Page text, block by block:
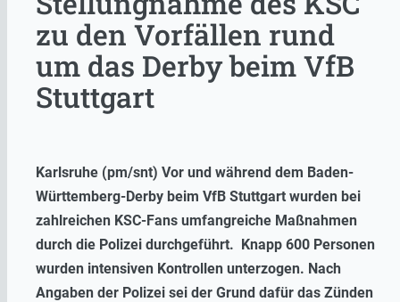
zu den Vorfällen rund
um das Derby beim VfB
Stuttgart
Karlsruhe (pm/snt) Vor und während dem Baden-
Württemberg-Derby beim VfB Stuttgart wurden bei
zahlreichen KSC-Fans umfangreiche Maßnahmen
durch die Polizei durchgeführt. Knapp 600 Personen
wurden intensiven Kontrollen unterzogen. Nach
Angaben der Polizei sei der Grund dafür das Zünden